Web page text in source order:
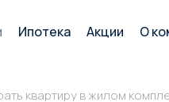
Ипотека Акции О
квартиру в жилом